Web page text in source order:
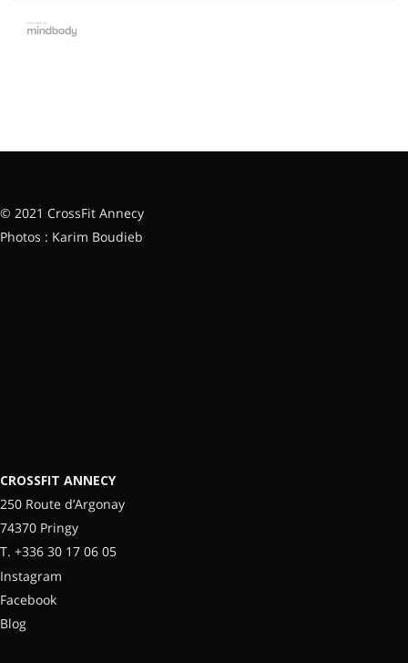
© 2021 CrossFit Annecy
Photos : Karim Boudieb
CROSSFIT ANNECY
250 Route d’Argonay
74370 Pringy
T. +336 30 17 06 05
Instagram
Facebook
Blog